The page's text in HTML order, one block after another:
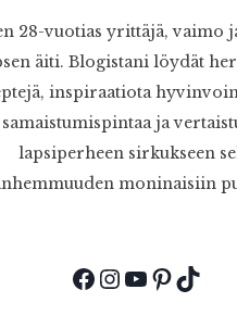
28-vuotias yrittäjä, vaimo
äiti. Blogistani löydät
inspiraatiota
samaistumispintaa ja
lapsiperheen sirkukseen
moninaisiin
Facebook
Instagram
YouTube